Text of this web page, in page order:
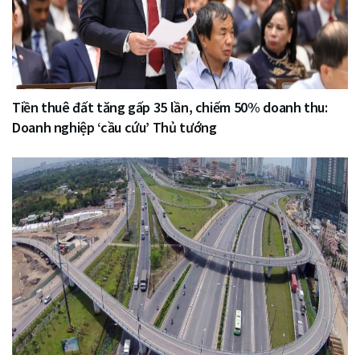
Tiền thuê đất tăng gấp 35 lần, chiếm 50% doanh thu:
Doanh nghiệp ‘cầu cứu’ Thủ tướng